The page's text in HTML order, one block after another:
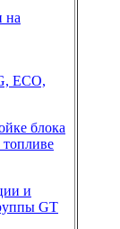
на
ECO,
блока
и
GT